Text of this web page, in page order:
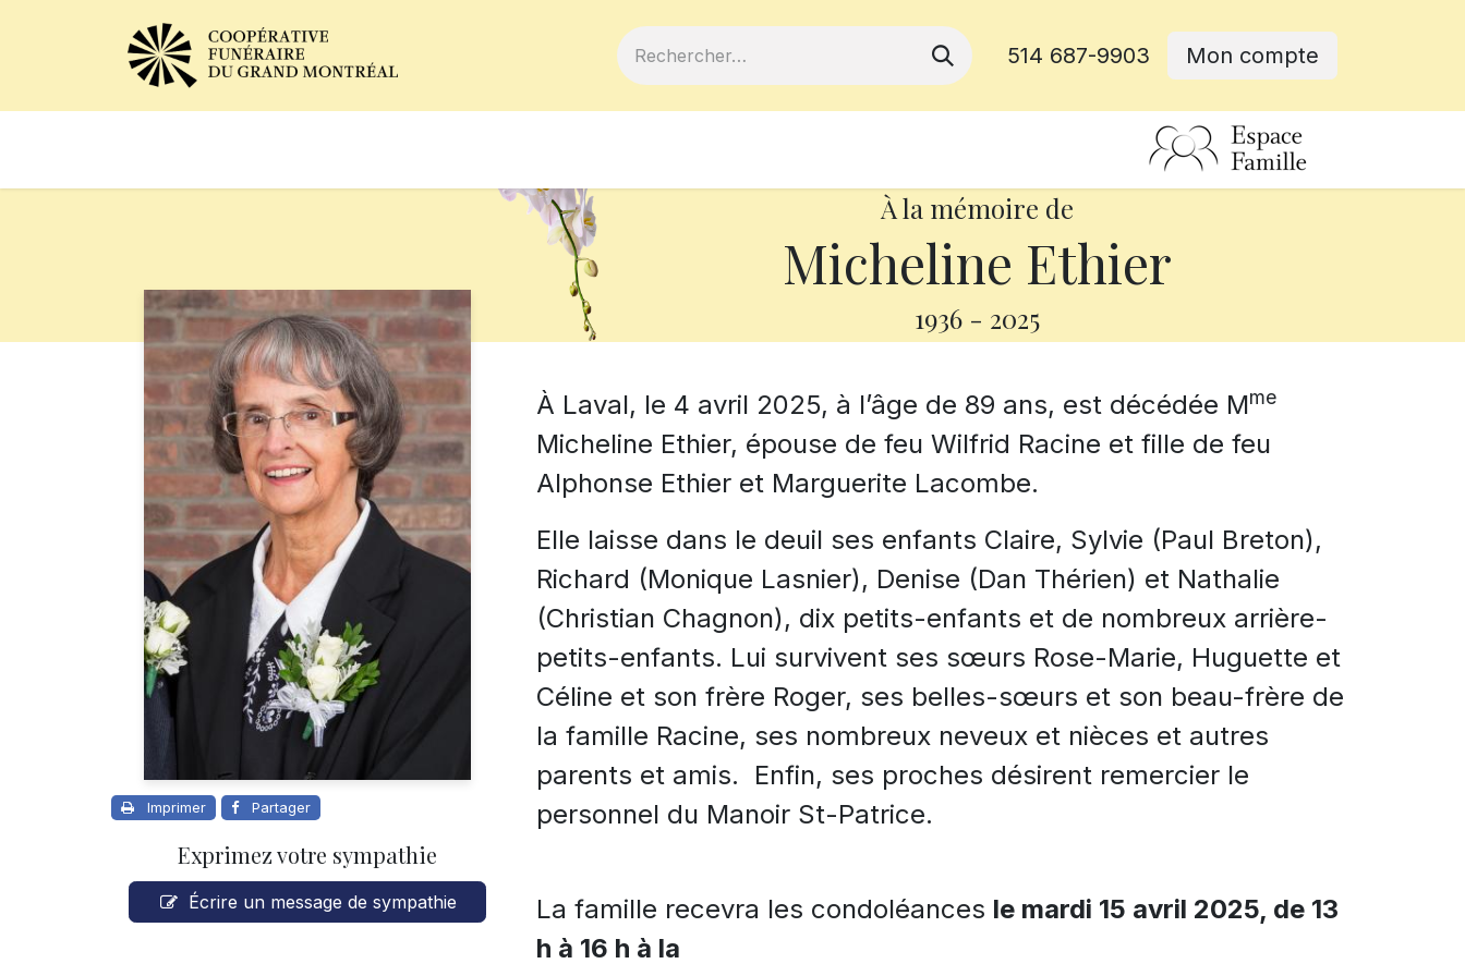
514 687-9903 Mon compte
À la mémoire de
Micheline Ethier
1936 - 2025
Imprimer Partager
Exprimez votre sympathie
Écrire un message de sympathie
À Laval, le 4 avril 2025, à l’âge de 89 ans, est décédée Mme
Micheline Ethier, épouse de feu Wilfrid Racine et fille de feu
Alphonse Ethier et Marguerite Lacombe.
Elle laisse dans le deuil ses enfants Claire, Sylvie (Paul Breton),
Richard (Monique Lasnier), Denise (Dan Thérien) et Nathalie
(Christian Chagnon), dix petits-enfants et de nombreux arrière-
petits-enfants. Lui survivent ses sœurs Rose-Marie, Huguette et
Céline et son frère Roger, ses belles-sœurs et son beau-frère de
la famille Racine, ses nombreux neveux et nièces et autres
parents et amis. Enfin, ses proches désirent remercier le
personnel du Manoir St-Patrice.
La famille recevra les condoléances le mardi 15 avril 2025, de 13
h à 16 h à la